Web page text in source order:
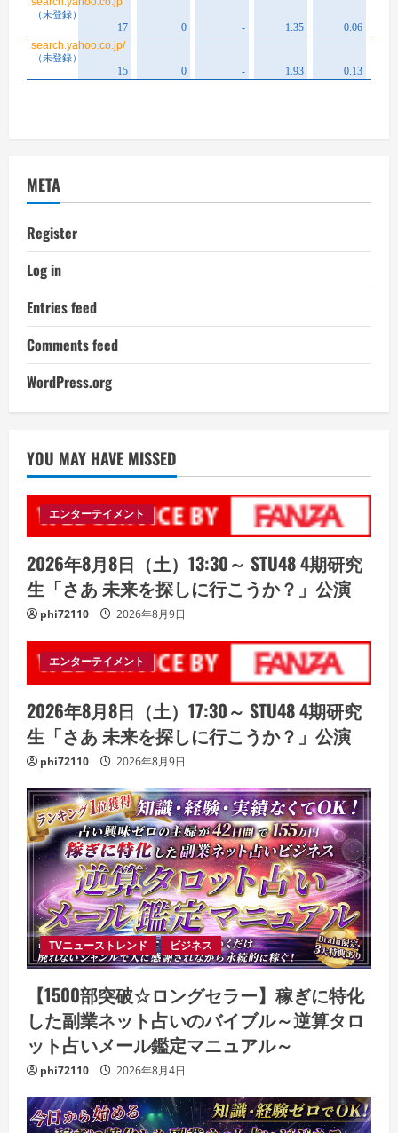
META
Register
Log in
Entries feed
Comments feed
WordPress.org
YOU MAY HAVE MISSED
エンターテイメント
2026年8月8日（土）13:30～ STU48 4期研究
生「さあ 未来を探しに行こうか？」公演
phi72110 2026年8月9日
エンターテイメント
2026年8月8日（土）17:30～ STU48 4期研究
生「さあ 未来を探しに行こうか？」公演
phi72110 2026年8月9日
TVニューストレンド ビジネス
【1500部突破☆ロングセラー】稼ぎに特化
した副業ネット占いのバイブル～逆算タロ
ット占いメール鑑定マニュアル～
phi72110 2026年8月4日